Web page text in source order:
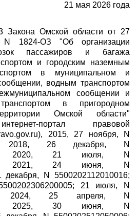
21 мая 2026 года
Закона Омской области от 27
1824-ОЗ "Об организации
пассажиров и багажа
и городским наземным
в муниципальном и
водным транспортом
сообщении и
в пригородном
Омской области"
портал правовой
2015, 27 ноября, N
2018, 26 декабря, N
2020, 21 июля, N
2021, 24 июня, N
декабря, N 5500202112010016;
21 июля, N
2024, 25 апреля, N
2025, 30 июня, N